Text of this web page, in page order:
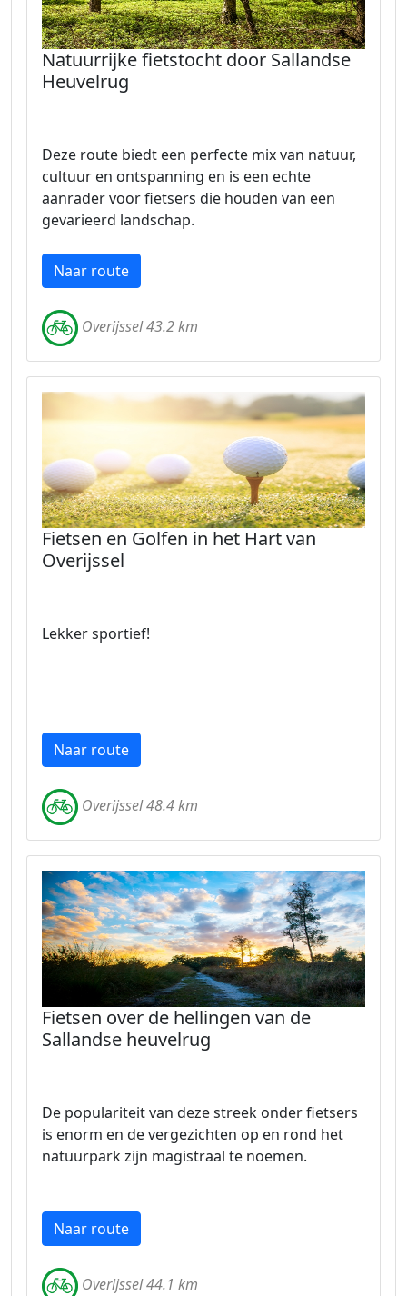
Natuurrijke fietstocht door Sallandse
Heuvelrug
Deze route biedt een perfecte mix van natuur,
cultuur en ontspanning en is een echte
aanrader voor fietsers die houden van een
gevarieerd landschap.
Naar route
Overijssel 43.2 km
Fietsen en Golfen in het Hart van
Overijssel
Lekker sportief!
Naar route
Overijssel 48.4 km
Fietsen over de hellingen van de
Sallandse heuvelrug
De populariteit van deze streek onder fietsers
is enorm en de vergezichten op en rond het
natuurpark zijn magistraal te noemen.
Naar route
Overijssel 44.1 km